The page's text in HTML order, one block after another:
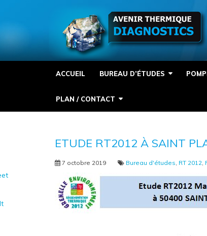
ACCUEIL BUREAU D’ÉTUDES
PLAN / CONTACT
ETUDE RT2012 À SAINT
7 octobre 2019 Bureau d'études RT 2012